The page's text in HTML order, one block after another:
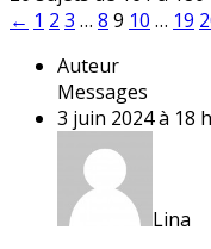
← 1 2 3 … 8 9 10 … 19
Auteur
Messages
3 juin 2024 à 18
Lina